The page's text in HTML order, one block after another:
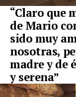
“Claro que
de Mario
sido muy
nosotras,
madre y de
y serena”